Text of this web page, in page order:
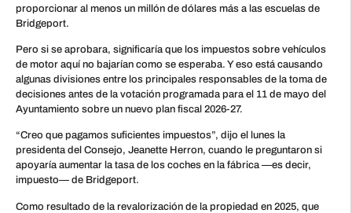
proporcionar al menos un millón de dólares más a las escuelas de
Bridgeport.
Pero si se aprobara, significaría que los impuestos sobre vehículos
de motor aquí no bajarían como se esperaba. Y eso está causando
algunas divisiones entre los principales responsables de la toma de
decisiones antes de la votación programada para el 11 de mayo del
Ayuntamiento sobre un nuevo plan fiscal 2026-27.
“Creo que pagamos suficientes impuestos”, dijo el lunes la
presidenta del Consejo, Jeanette Herron, cuando le preguntaron si
apoyaría aumentar la tasa de los coches en la fábrica —es decir,
impuesto— de Bridgeport.
Como resultado de la revalorización de la propiedad en 2025, que